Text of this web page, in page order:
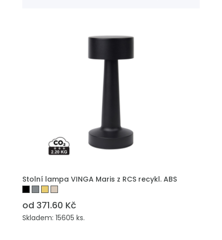
Stolní lampa VINGA Maris z RCS recykl. ABS
od 371.60 Kč
Skladem: 15605 ks.